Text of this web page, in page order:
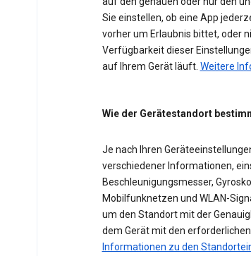
Sie einstellen, ob eine App
vorher um Erlaubnis bittet, oder
Verfügbarkeit dieser
auf Ihrem Gerät läuft. Weitere
Wie der Gerätestandort
Je nach Ihren
verschiedener Informationen,
Beschleunigungsmesser,
Mobilfunknetzen und WLAN-
um den Standort mit der
dem Gerät mit den
Informationen zu den